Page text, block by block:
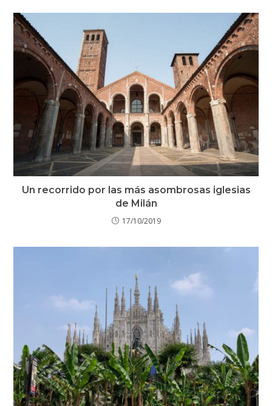
Un recorrido por las más asombrosas iglesias
de Milán
17/10/2019